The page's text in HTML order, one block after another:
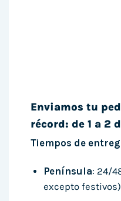
Enviamos tu
récord: de 1 a 2
Tiempos de
Península: 24/
excepto